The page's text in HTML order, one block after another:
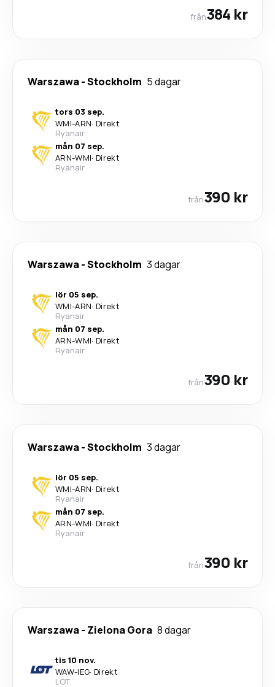
från384 kr
Warszawa-Stockholm 5 dagar
tors 03 sep.
WMI-ARN· Direkt
Ryanair
mån 07 sep.
ARN-WMI· Direkt
Ryanair
från390 kr
Warszawa-Stockholm 3 dagar
lör 05 sep.
WMI-ARN· Direkt
Ryanair
mån 07 sep.
ARN-WMI· Direkt
Ryanair
från390 kr
Warszawa-Stockholm 3 dagar
lör 05 sep.
WMI-ARN· Direkt
Ryanair
mån 07 sep.
ARN-WMI· Direkt
Ryanair
från390 kr
Warszawa- Zielona Gora 8 dagar
tis 10 nov.
WAW-IEG· Direkt
LOT